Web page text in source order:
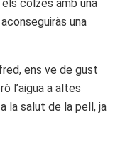
colzes amb una
una
ens ve de gust
l’aigua a altes
la salut de la pell, ja